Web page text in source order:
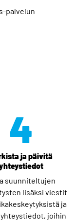
palvelun
4
ja päivitä
suunniteltujen
lisäksi viestit
ja
joihin